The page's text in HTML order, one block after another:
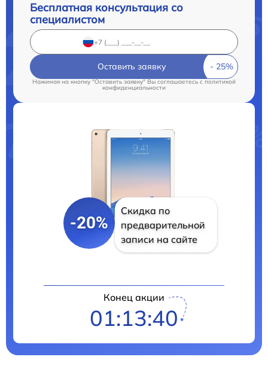
Бесплатная консультация со
специалистом
Оставить заявку
Нажимая на кнопку "Оставить заявку" Вы соглашаетесь cполитикой
конфиденциальности
-20%
Скидка по
предварительной
записи на сайте
Конец акции
01:13:39